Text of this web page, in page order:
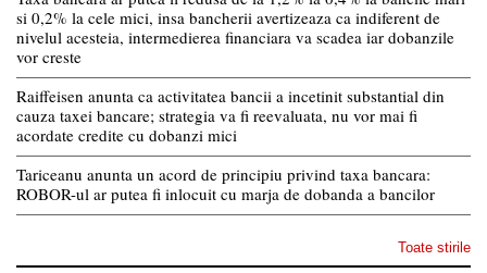
si 0,2% la cele mici, insa bancherii avertizeaza ca indiferent de
nivelul acesteia, intermedierea financiara va scadea iar dobanzile
vor creste
Raiffeisen anunta ca activitatea bancii a incetinit substantial din
cauza taxei bancare; strategia va fi reevaluata, nu vor mai fi
acordate credite cu dobanzi mici
Tariceanu anunta un acord de principiu privind taxa bancara:
ROBOR-ul ar putea fi inlocuit cu marja de dobanda a bancilor
Toate stirile